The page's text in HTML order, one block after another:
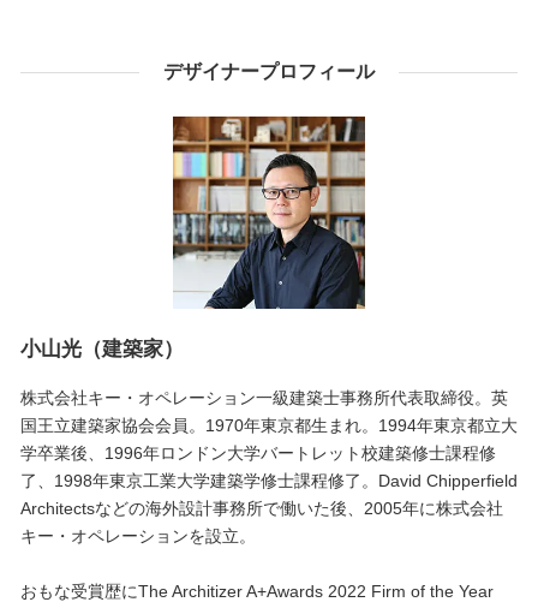
デザイナープロフィール
小山光（建築家）
株式会社キー・オペレーション一級建築士事務所代表取締役。英
国王立建築家協会会員。1970年東京都生まれ。1994年東京都立大
学卒業後、1996年ロンドン大学バートレット校建築修士課程修
了、1998年東京工業大学建築学修士課程修了。David Chipperfield
Architectsなどの海外設計事務所で働いた後、2005年に株式会社
キー・オペレーションを設立。
おもな受賞歴にThe Architizer A+Awards 2022 Firm of the Year